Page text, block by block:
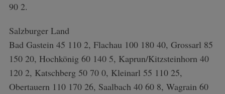
90 2.
Salzburger Land
Bad Gastein 45 110 2, Flachau 100 180 40, Grossarl 85
150 20, Hochkönig 60 140 5, Kaprun/Kitzsteinhorn 40
120 2, Katschberg 50 70 0, Kleinarl 55 110 25,
Obertauern 110 170 26, Saalbach 40 60 8, Wagrain 60